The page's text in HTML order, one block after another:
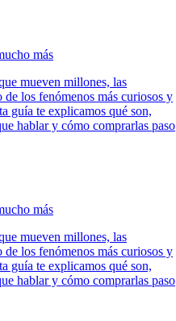
más
mueven millones, las
los fenómenos más curiosos y
guía te explicamos qué son,
hablar y cómo comprarlas paso
más
mueven millones, las
los fenómenos más curiosos y
guía te explicamos qué son,
hablar y cómo comprarlas paso